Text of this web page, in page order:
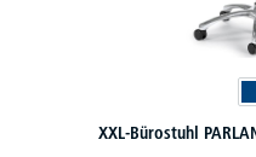
XXL-Bürostuhl